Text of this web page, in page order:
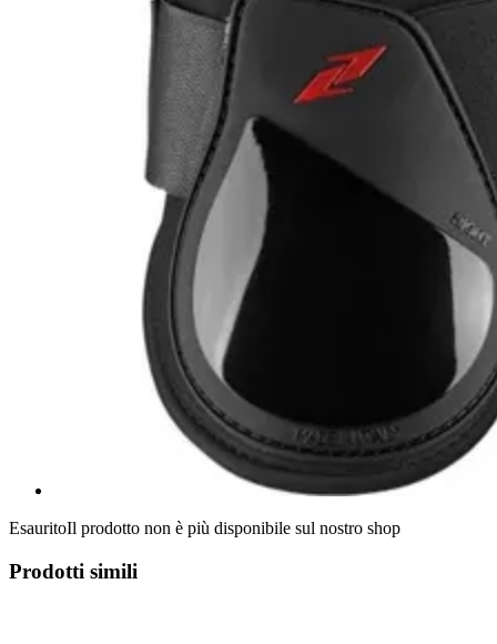
EsauritoIl prodotto non è più disponibile sul nostro shop
Prodotti simili